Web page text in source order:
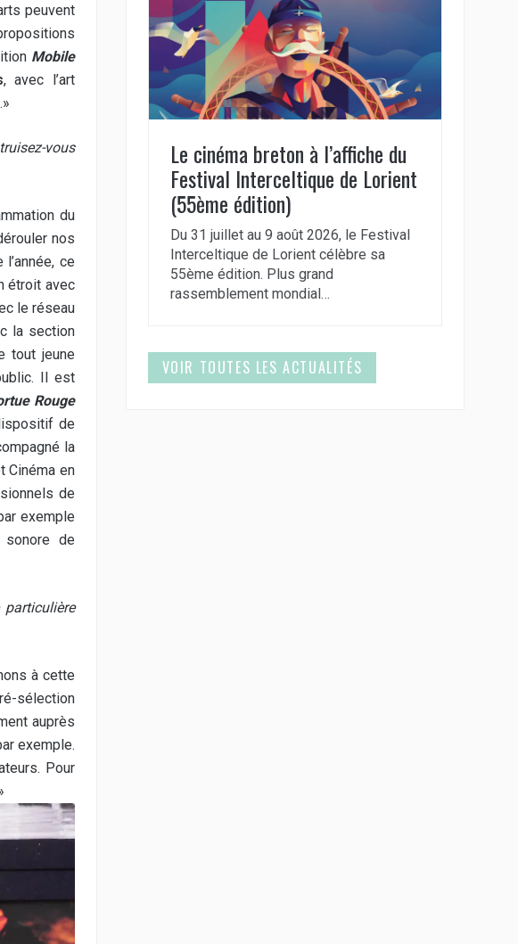
peuvent
Mobile
, avec l’art
vous
du
nos
ce
étroit avec
le réseau
la section
tout jeune
Il est
Rouge
de
la
Cinéma en
de
exemple
sonore de
à cette
sélection
auprès
exemple.
Pour
Le cinéma breton à l’affiche du
Festival Interceltique de Lorient
(55ème édition)
Du 31 juillet au 9 août 2026, le Festival
Interceltique de Lorient célèbre sa
55ème édition. Plus grand
rassemblement mondial…
VOIR TOUTES LES ACTUALITÉS